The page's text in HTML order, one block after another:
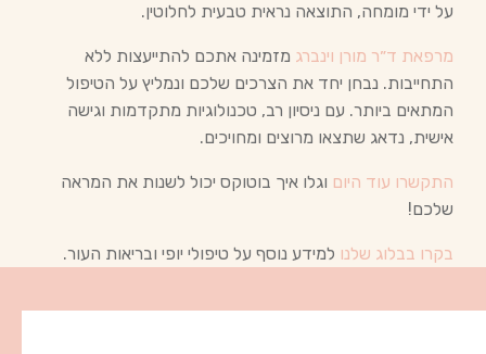
על ידי מומחה, התוצאה נראית טבעית לחלוטין.
מרפאת ד״ר מורן וינברג מזמינה אתכם להתייעצות ללא
התחייבות. נבחן יחד את הצרכים שלכם ונמליץ על הטיפול
המתאים ביותר. עם ניסיון רב, טכנולוגיות מתקדמות וגישה
אישית, נדאג שתצאו מרוצים ומחויכים.
התקשרו עוד היום וגלו איך בוטוקס יכול לשנות את המראה
שלכם!
בקרו בבלוג שלנו למידע נוסף על טיפולי יופי ובריאות העור.